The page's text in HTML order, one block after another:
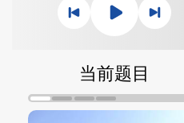
当前题目